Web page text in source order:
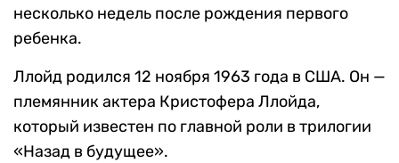
несколько недель после рождения первого
ребенка.
Ллойд родился 12 ноября 1963 года в США. Он —
племянник актера Кристофера Ллойда,
который известен по главной роли в трилогии
«Назад в будущее».